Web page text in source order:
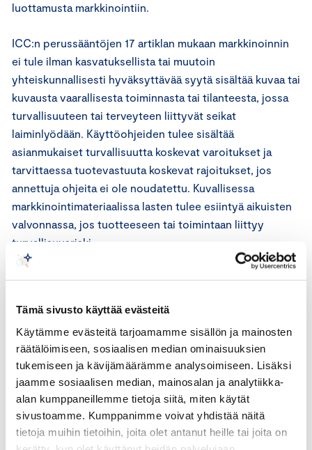
Tämä sivusto käyttää evästeitä
Käytämme evästeitä tarjoamamme sisällön ja mainosten
räätälöimiseen, sosiaalisen median ominaisuuksien
tukemiseen ja kävijämäärämme analysoimiseen. Lisäksi
jaamme sosiaalisen median, mainosalan ja analytiikka-
alan kumppaneillemme tietoja siitä, miten käytät
sivustoamme. Kumppanimme voivat yhdistää näitä
tietoja muihin tietoihin, joita olet antanut heille tai joita on
luottamusta markkinointiin.
ICC:n perussääntöjen 17 artiklan mukaan markkinoinnin
ei tule ilman kasvatuksellista tai muutoin
yhteiskunnallisesti hyväksyttävää syytä sisältää kuvaa tai
kuvausta vaarallisesta toiminnasta tai tilanteesta, jossa
turvallisuuteen tai terveyteen liittyvät seikat
laiminlyödään. Käyttöohjeiden tulee sisältää
asianmukaiset turvallisuutta koskevat varoitukset ja
tarvittaessa tuotevastuuta koskevat rajoitukset, jos
annettuja ohjeita ei ole noudatettu. Kuvallisessa
markkinointimateriaalissa lasten tulee esiintyä aikuisten
valvonnassa, jos tuotteeseen tai toimintaan liittyy
turvallisuusriski.
Tuotteesta annettavan informaation tulee sisältää
siltä osin, jos tuote vaarantaa kuluttajan terveyttä tai
turvallisuutta. Terveyttä ja turvallisuutta koskevat tiedot
tulee esittää selkeästi kirjallisesti ja/tai kuvallisesti.
ICC:n perussääntöjen 18.1 artiklan mukana lapsille tai
nuorille kohdistetussa tai heitä esittävässä
markkinoinnissa on noudatettava erityistä huolellisuutta.
Tällaisessa viestinnässä ei saa horjuttaa myönteistä